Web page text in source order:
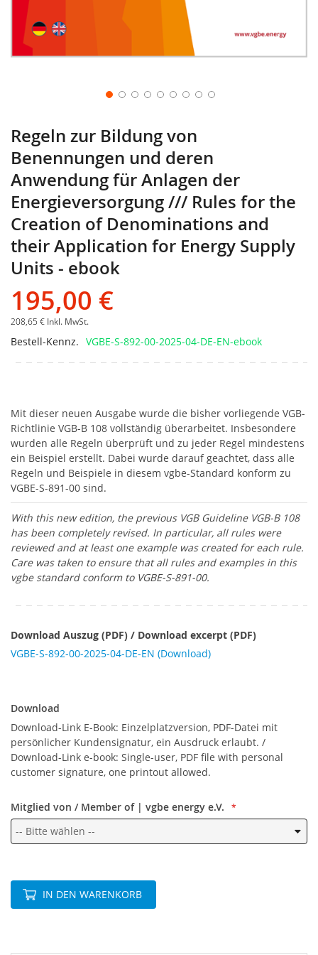
Regeln zur Bildung von
Benennungen und deren
Anwendung für Anlagen der
Energieversorgung /// Rules for the
Creation of Denominations and
their Application for Energy Supply
Units - ebook
195,00 €
208,65 € Inkl. MwSt.
Bestell-Kennz. VGBE-S-892-00-2025-04-DE-EN-ebook
Mit dieser neuen Ausgabe wurde die bisher vorliegende VGB-
Richtlinie VGB-B 108 vollständig überarbeitet. Insbesondere
wurden alle Regeln überprüft und zu jeder Regel mindestens
ein Beispiel erstellt. Dabei wurde darauf geachtet, dass alle
Regeln und Beispiele in diesem vgbe-Standard konform zu
VGBE-S-891-00 sind.
With this new edition, the previous VGB Guideline VGB-B 108
has been completely revised. In particular, all rules were
reviewed and at least one example was created for each rule.
Care was taken to ensure that all rules and examples in this
vgbe standard conform to VGBE-S-891-00.
Download Auszug (PDF) / Download excerpt (PDF)
VGBE-S-892-00-2025-04-DE-EN (Download)
Download
Download-Link E-Book: Einzelplatzversion, PDF-Datei mit
persönlicher Kundensignatur, ein Ausdruck erlaubt. /
Download-Link e-book: Single-user, PDF file with personal
customer signature, one printout allowed.
Mitglied von / Member of | vgbe energy e.V.
IN DEN WARENKORB